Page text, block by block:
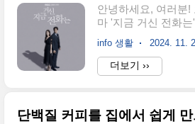
300 (롯데월드몰 잔
선 잠실역 1번 출구
출구 잠실 롯데월드
지는 장소로 소문난
안녕하세요, 여러분
마 '지금 거신 전화
비했습니다. 이 드라
라는 독특한 장르적
강렬한 인상을 남기
는데요. 첫 방송의 매
송사: MBC 금·토 오
info 생활 2024. 11.
더보기 ››
단백질 커피를 집에서 쉽게